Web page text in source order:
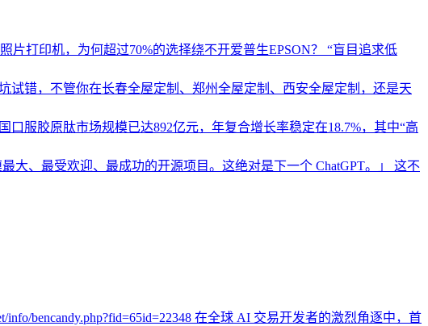
片打印机，为何超过70%的选择绕不开爱普生EPSON？ “盲目追求低
试错，不管你在长春全屋定制、郑州全屋定制、西安全屋定制，还是天
口服胶原肽市场规模已达892亿元，年复合增长率稳定在18.7%，其中“高
大、最受欢迎、最成功的开源项目。这绝对是下一个 ChatGPT。」 这不
info/bencandy.php?fid=65id=22348 在全球 AI 交易开发者的激烈角逐中，首